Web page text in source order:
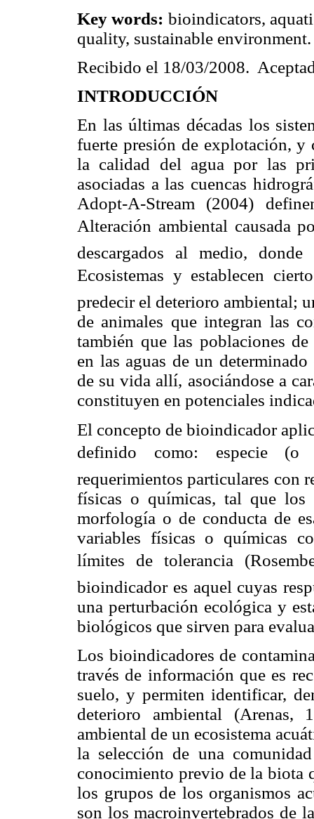
Key words: bioindicators,
quality, sustainable environment.
Recibido el 18/03/2008.
INTRODUCCIÓN
En las últimas décadas los
fuerte presión de explotación, y
la calidad del agua por las
asociadas a las cuencas
Adopt-A-Stream (2004)
Alteración ambiental causada
descargados al medio,
Ecosistemas y establecen
predecir el deterioro ambiental;
de animales que integran las
también que las poblaciones
en las aguas de un
de su vida allí, asociándose a
constituyen en potenciales
El concepto de bioindicador
definido como: especie (o
requerimientos particulares con
físicas o químicas, tal que los
morfología o de conducta de
variables físicas o químicas
límites de tolerancia
bioindicador es aquel cuyas
una perturbación ecológica y
biológicos que sirven para
Los bioindicadores de
través de información que es
suelo, y permiten identificar,
deterioro ambiental (Arenas,
ambiental de un ecosistema
la selección de una
conocimiento previo de la biota
los grupos de los organismos
son los macroinvertebrados de